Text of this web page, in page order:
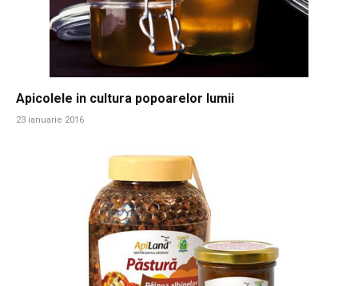
Apicolele in cultura popoarelor lumii
23 ianuarie 2016